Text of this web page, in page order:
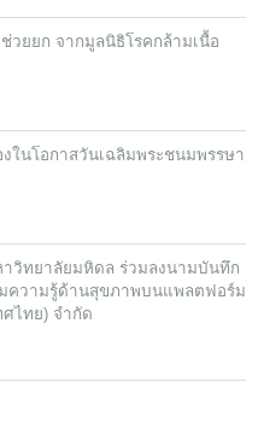
วยยก จากมูลนิธิโรคกล้ามเนื้อ
ในโอกาสวันเฉลิมพระชนมพรรษา
วิทยาลัยมหิดล ร่วมลงนามบันทึก
ความรู้ด้านสุขภาพบนแพลตฟอร์ม
ไทย) จํากัด